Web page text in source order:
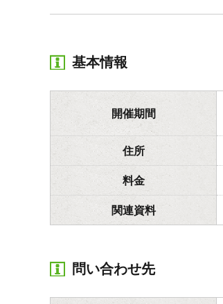
基本情報
開催期間
住所
料金
関連資料
問い合わせ先